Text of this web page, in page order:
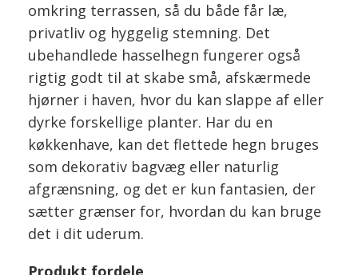
omkring terrassen, så du både får læ,
privatliv og hyggelig stemning. Det
ubehandlede hasselhegn fungerer også
rigtig godt til at skabe små, afskærmede
hjørner i haven, hvor du kan slappe af eller
dyrke forskellige planter. Har du en
køkkenhave, kan det flettede hegn bruges
som dekorativ bagvæg eller naturlig
afgrænsning, og det er kun fantasien, der
sætter grænser for, hvordan du kan bruge
det i dit uderum.
Produkt fordele